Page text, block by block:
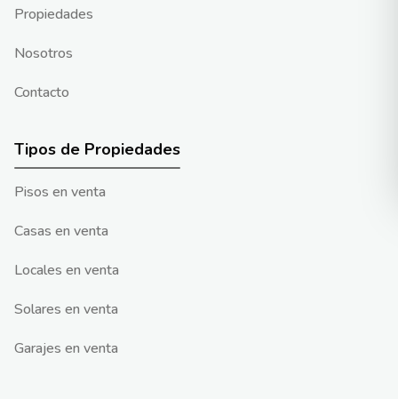
Propiedades
Nosotros
Contacto
Tipos de Propiedades
Pisos en venta
Casas en venta
Locales en venta
Solares en venta
Garajes en venta